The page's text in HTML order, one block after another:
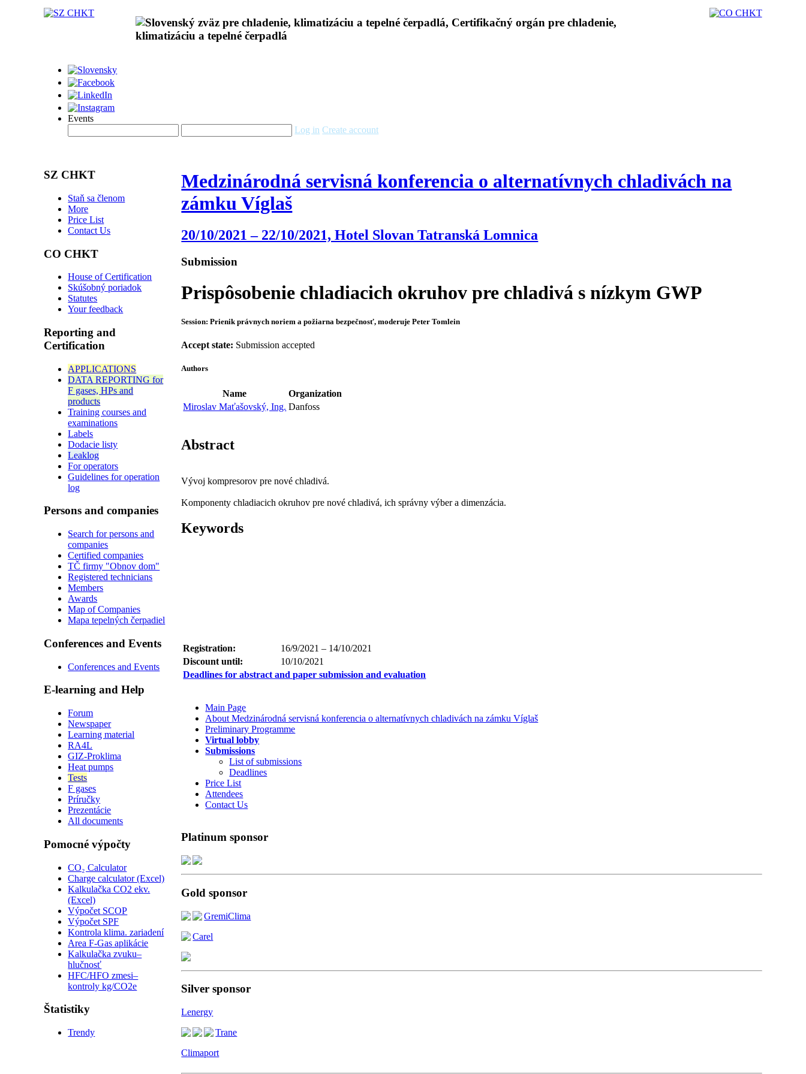
Events
Log in Create account
SZ CHKT
Staň sa členom
More
Price List
Contact Us
CO CHKT
House of Certification
Skúšobný poriadok
Statutes
Your feedback
Reporting and
Certification
APPLICATIONS
DATA REPORTING for
F gases, HPs and
products
Training courses and
examinations
Labels
Dodacie listy
Leaklog
For operators
Guidelines for operation
log
Persons and companies
Search for persons and
companies
Certified companies
TČ firmy "Obnov dom"
Registered technicians
Members
Awards
Map of Companies
Mapa tepelných čerpadiel
Conferences and Events
Conferences and Events
E-learning and Help
Forum
Newspaper
Learning material
RA4L
GIZ-Proklima
Heat pumps
Tests
F gases
Príručky
Prezentácie
All documents
Pomocné výpočty
CO₂ Calculator
Charge calculator (Excel)
Kalkulačka CO2 ekv.
(Excel)
Výpočet SCOP
Výpočet SPF
Kontrola klima. zariadení
Area F-Gas aplikácie
Kalkulačka zvuku–
hlučnosť
HFC/HFO zmesi–
kontroly kg/CO2e
Štatistiky
Trendy
Medzinárodná servisná konferencia o alternatívnych chladivách na
zámku Víglaš
20/10/2021 – 22/10/2021, Hotel Slovan Tatranská Lomnica
Submission
Prispôsobenie chladiacich okruhov pre chladivá s nízkym GWP
Session: Prienik právnych noriem a požiarna bezpečnosť, moderuje Peter Tomlein
Accept state: Submission accepted
Authors
Name
Organization
Miroslav Maťašovský, Ing. Danfoss
Abstract
Vývoj kompresorov pre nové chladivá.
Komponenty chladiacich okruhov pre nové chladivá, ich správny výber a dimenzácia.
Keywords
Registration:
16/9/2021 – 14/10/2021
Discount until:
10/10/2021
Deadlines for abstract and paper submission and evaluation
Main Page
About Medzinárodná servisná konferencia o alternatívnych chladivách na zámku Víglaš
Preliminary Programme
Virtual lobby
Submissions
List of submissions
Deadlines
Price List
Attendees
Contact Us
Platinum sponsor
Gold sponsor
GremiClima
Carel
Silver sponsor
Lenergy
Trane
Climaport